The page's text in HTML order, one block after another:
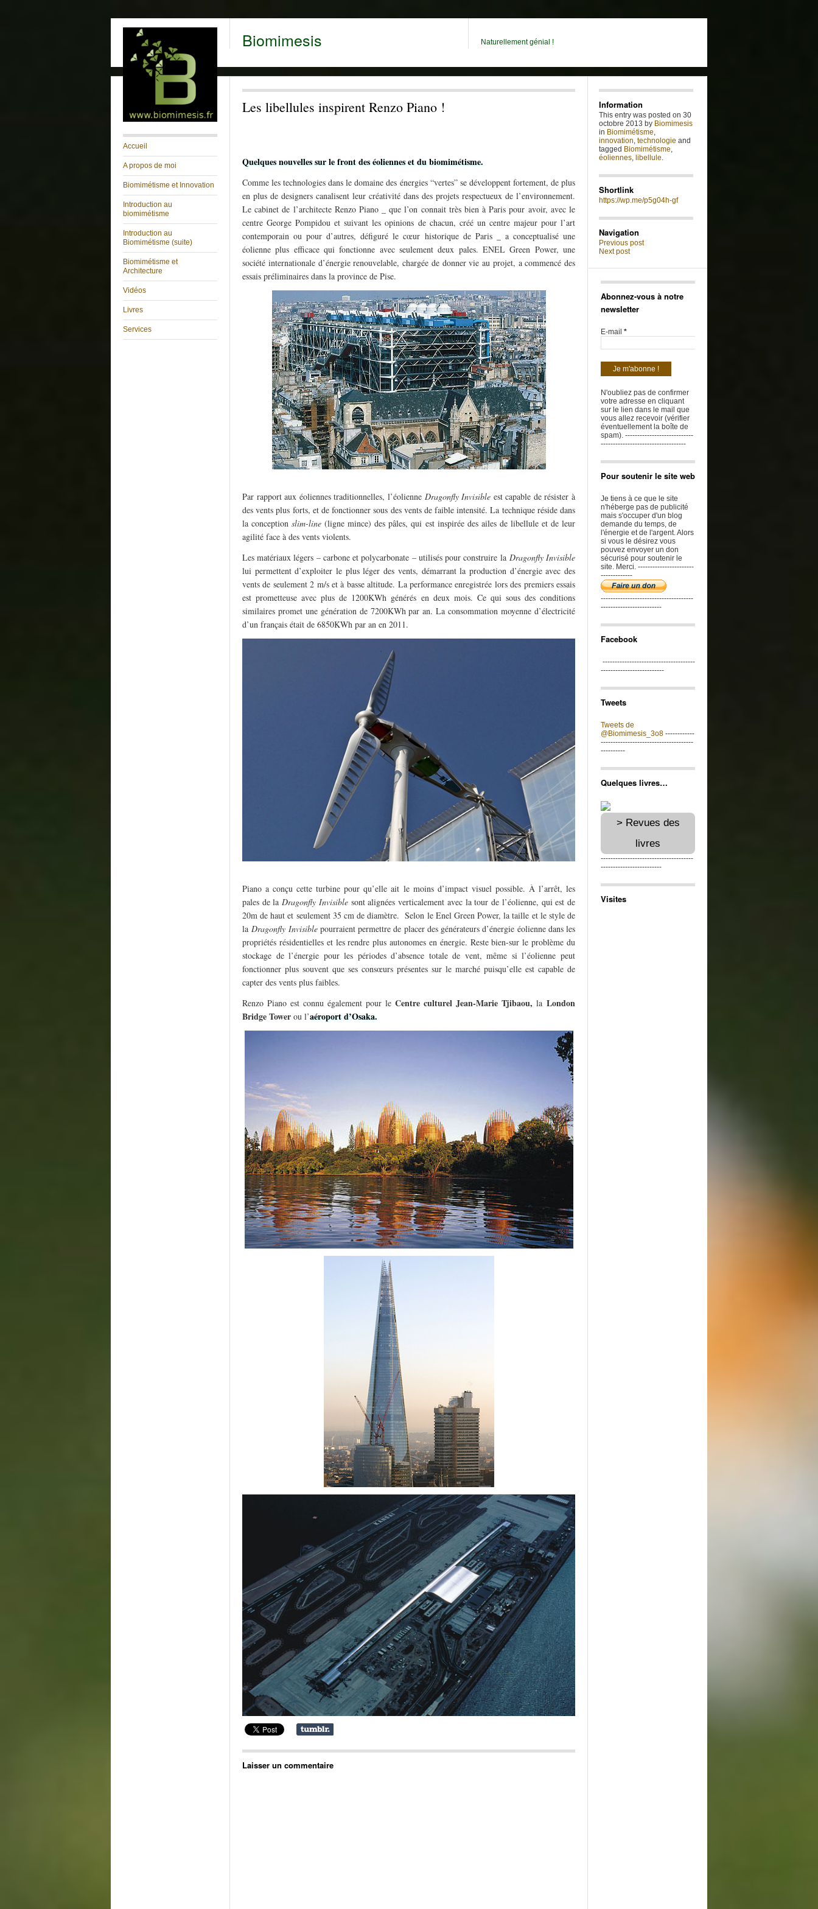
Biomimesis Naturellement génial !
Accueil
A propos de moi
Biomimétisme et Innovation
Introduction au
biomimétisme
Introduction au
Biomimétisme (suite)
Biomimétisme et
Architecture
Vidéos
Livres
Services
Les libellules inspirent Renzo Piano !
Quelques nouvelles sur le front des éoliennes et du biomimétisme.
Comme les technologies dans le domaine des énergies “vertes” se développent fortement, de plus
en plus de designers canalisent leur créativité dans des projets respectueux de l’environnement.
Le cabinet de l’architecte Renzo Piano _ que l’on connait très bien à Paris pour avoir, avec le
centre George Pompidou et suivant les opinions de chacun, créé un centre majeur pour l’art
contemporain ou pour d’autres, défiguré le cœur historique de Paris _ a conceptualisé une
éolienne plus efficace qui fonctionne avec seulement deux pales. ENEL Green Power, une
société internationale d’énergie renouvelable, chargée de donner vie au projet, a commencé des
essais préliminaires dans la province de Pise.
Par rapport aux éoliennes traditionnelles, l’éolienne Dragonfly Invisible est capable de résister à
des vents plus forts, et de fonctionner sous des vents de faible intensité. La technique réside dans
la conceptionslim-line (ligne mince) des pâles, qui est inspirée des ailes de libellule et de leur
agilité face à des vents violents.
Les matériaux légers – carbone et polycarbonate – utilisés pour construire la Dragonfly Invisible
lui permettent d’exploiter le plus léger des vents, démarrant la production d’énergie avec des
vents de seulement 2 m/s et à basse altitude. La performance enregistrée lors des premiers essais
est prometteuse avec plus de 1200KWh générés en deux mois. Ce qui sous des conditions
similaires promet une génération de 7200KWh par an. La consommation moyenne d’électricité
d’un français était de 6850KWh par an en 2011.
Piano a conçu cette turbine pour qu’elle ait le moins d’impact visuel possible. À l’arrêt, les
pales de laDragonfly Invisiblesont alignées verticalement avec la tour de l’éolienne, qui est de
20m de haut et seulement 35 cm de diamètre. Selon le Enel Green Power, la taille et le style de
laDragonfly Invisiblepourraient permettre de placer des générateurs d’énergie éolienne dans les
propriétés résidentielles et les rendre plus autonomes en énergie. Reste bien-sur le problème du
stockage de l’énergie pour les périodes d’absence totale de vent, même si l’éolienne peut
fonctionner plus souvent que ses consœurs présentes sur le marché puisqu’elle est capable de
capter des vents plus faibles.
Renzo Piano est connu également pour le Centre culturel Jean-Marie Tjibaou, la London
Bridge Tower ou l’aéroport d’Osaka.
Laisser un commentaire
Information
This entry was posted on 30
octobre 2013 by Biomimesis
in Biomimétisme,
innovation, technologie and
tagged Biomimétisme,
éoliennes, libellule.
Shortlink
https://wp.me/p5g04h-gf
Navigation
Previous post
Next post
Abonnez-vous à notre
newsletter
E-mail *
N'oubliez pas de confirmer
votre adresse en cliquant
sur le lien dans le mail que
vous allez recevoir (vérifier
éventuellement la boîte de
spam). ----------------------------
-----------------------------------
Pour soutenir le site web
Je tiens à ce que le site
n'héberge pas de publicité
mais s'occuper d'un blog
demande du temps, de
l'énergie et de l'argent. Alors
si vous le désirez vous
pouvez envoyer un don
sécurisé pour soutenir le
site. Merci. -----------------------
-------------
--------------------------------------
-------------------------
Facebook
--------------------------------------
--------------------------
Tweets
Tweets de
@Biomimesis_3o8 ------------
--------------------------------------
----------
Quelques livres…
> Revues des
livres
--------------------------------------
-------------------------
Visites